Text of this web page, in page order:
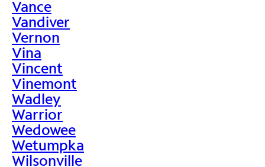
Vance
Vandiver
Vernon
Vina
Vincent
Vinemont
Wadley
Warrior
Wedowee
Wetumpka
Wilsonville